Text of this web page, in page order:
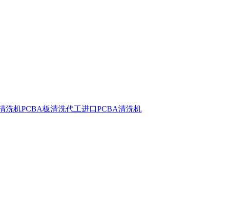
洗机PCBA板清洗代工进口PCBA清洗机